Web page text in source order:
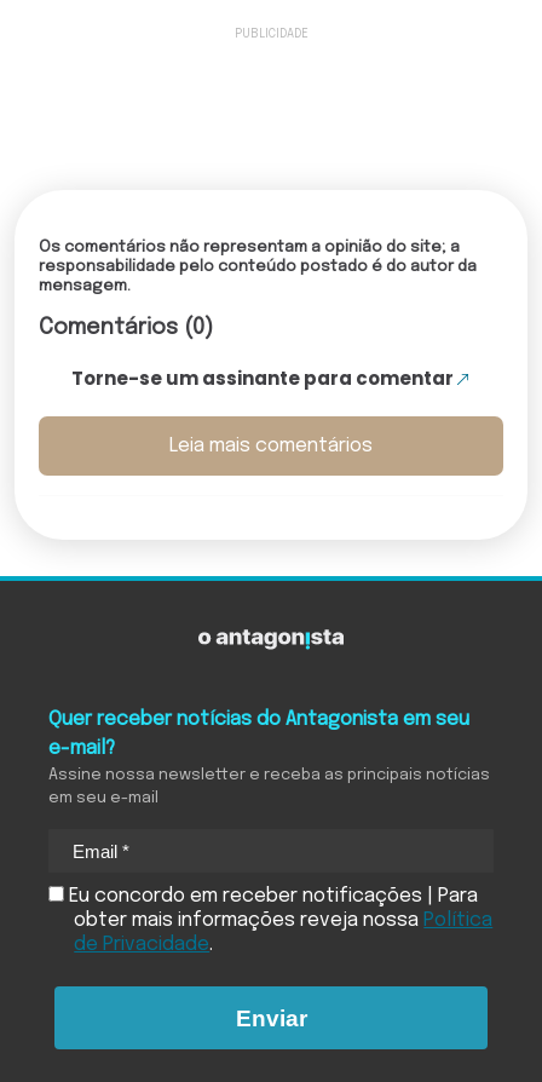
Os comentários não representam a opinião do site; a
responsabilidade pelo conteúdo postado é do autor da
mensagem.
Comentários (0)
Torne-se um assinante para comentar
Leia mais comentários
Quer receber notícias do Antagonista em seu
e-mail?
Assine nossa newsletter e receba as principais notícias
em seu e-mail
Eu concordo em receber notificações | Para
obter mais informações reveja nossa Política
de Privacidade.
Enviar